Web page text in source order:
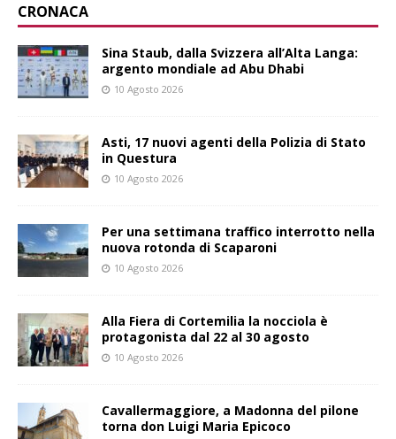
CRONACA
Sina Staub, dalla Svizzera all’Alta Langa:
argento mondiale ad Abu Dhabi
10 Agosto 2026
Asti, 17 nuovi agenti della Polizia di Stato
in Questura
10 Agosto 2026
Per una settimana traffico interrotto nella
nuova rotonda di Scaparoni
10 Agosto 2026
Alla Fiera di Cortemilia la nocciola è
protagonista dal 22 al 30 agosto
10 Agosto 2026
Cavallermaggiore, a Madonna del pilone
torna don Luigi Maria Epicoco